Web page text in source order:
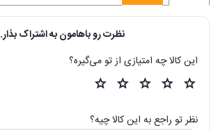
نظرت رو باهامون به اشتراک بذار.
این کالا چه امتیازی از تو می‌گیره؟
نظر تو راجع به این کالا چیه؟